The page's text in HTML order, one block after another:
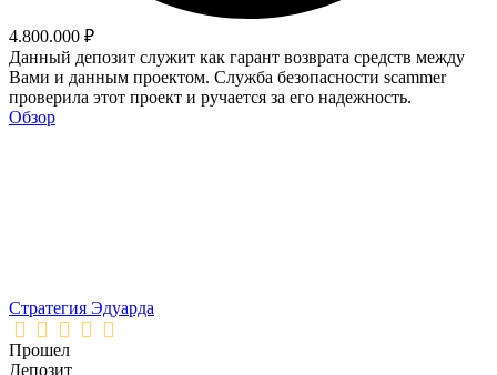
4.800.000 ₽
Данный депозит служит как гарант возврата средств между
Вами и данным проектом. Служба безопасности scammer
проверила этот проект и ручается за его надежность.
Обзор
Стратегия Эдуарда
Прошел
Депозит